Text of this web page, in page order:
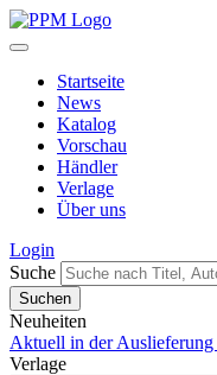
Startseite
News
Katalog
Vorschau
Händler
Verlage
Über uns
Login
Suche
Neuheiten
Aktuell in der Auslieferung
Verlage